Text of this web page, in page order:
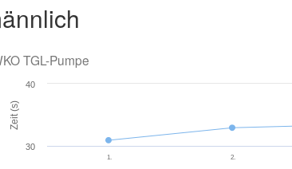
TGL-Pumpe
Zeit (s)
1. 2.
30
40